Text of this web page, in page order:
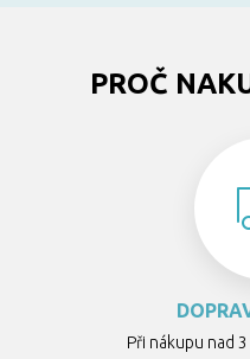
PROČ
Při nákupu nad